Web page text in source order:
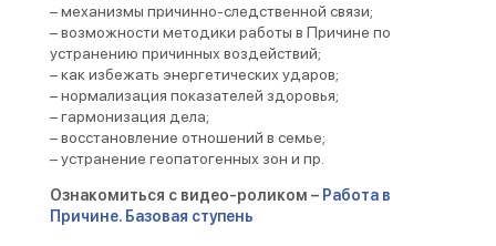
– механизмы причинно-следственной связи;
– возможности методики работы в Причине по
устранению причинных воздействий;
– как избежать энергетических ударов;
– нормализация показателей здоровья;
– гармонизация дела;
– восстановление отношений в семье;
– устранение геопатогенных зон и пр.
Ознакомиться с видео-роликом – Работа в
Причине. Базовая ступень